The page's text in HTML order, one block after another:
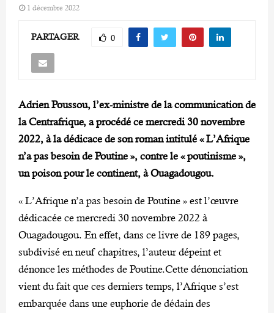
1 décembre 2022
PARTAGER 0
Adrien Poussou, l’ex-ministre de la communication de
la Centrafrique, a procédé ce mercredi 30 novembre
2022, à la dédicace de son roman intitulé « L’Afrique
n’a pas besoin de Poutine », contre le « poutinisme »,
un poison pour le continent, à Ouagadougou.
« L’Afrique n’a pas besoin de Poutine » est l’œuvre
dédicacée ce mercredi 30 novembre 2022 à
Ouagadougou. En effet, dans ce livre de 189 pages,
subdivisé en neuf chapitres, l’auteur dépeint et
dénonce les méthodes de Poutine.Cette dénonciation
vient du fait que ces derniers temps, l’Afrique s’est
embarquée dans une euphorie de dédain des